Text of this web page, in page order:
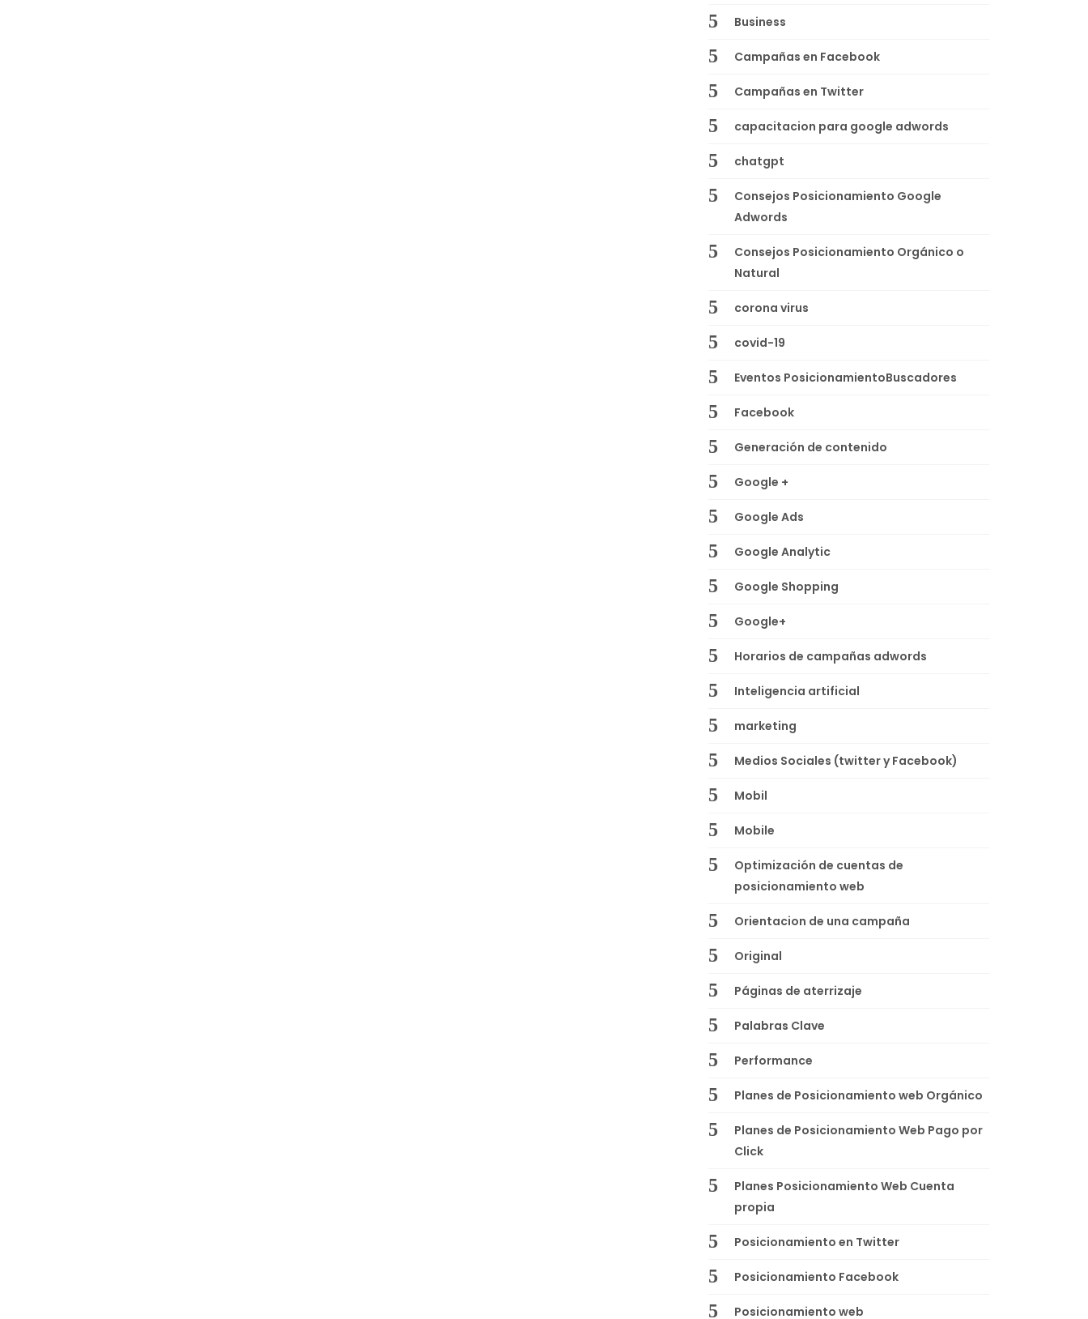
Business
Campañas en Facebook
Campañas en Twitter
capacitacion para google adwords
chatgpt
Consejos Posicionamiento Google
Adwords
Consejos Posicionamiento Orgánico o
Natural
corona virus
covid-19
Eventos PosicionamientoBuscadores
Facebook
Generación de contenido
Google +
Google Ads
Google Analytic
Google Shopping
Google+
Horarios de campañas adwords
Inteligencia artificial
marketing
Medios Sociales (twitter y Facebook)
Mobil
Mobile
Optimización de cuentas de
posicionamiento web
Orientacion de una campaña
Original
Páginas de aterrizaje
Palabras Clave
Performance
Planes de Posicionamiento web Orgánico
Planes de Posicionamiento Web Pago por
Click
Planes Posicionamiento Web Cuenta
propia
Posicionamiento en Twitter
Posicionamiento Facebook
Posicionamiento web